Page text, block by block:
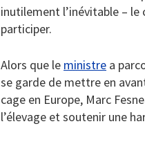
inutilement l’inévitable –
participer.
Alors que le ministre a
se garde de mettre en
cage en Europe, Marc
l’élevage et soutenir une